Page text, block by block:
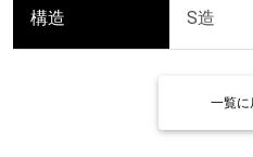
構造 S造
一覧に